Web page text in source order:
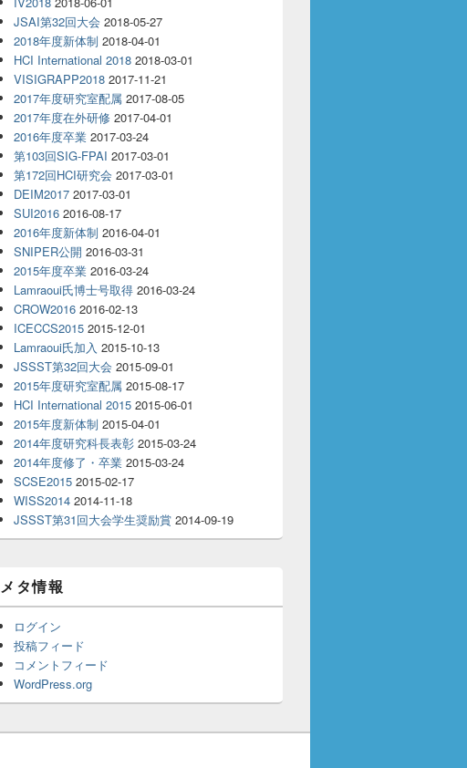
JSAI第32回大会 2018-05-27
2018年度新体制 2018-04-01
HCI International 2018 2018-03-01
VISIGRAPP2018 2017-11-21
2017年度研究室配属 2017-08-05
2017年度在外研修 2017-04-01
2016年度卒業 2017-03-24
第103回SIG-FPAI 2017-03-01
第172回HCI研究会 2017-03-01
DEIM2017 2017-03-01
SUI2016 2016-08-17
2016年度新体制 2016-04-01
SNIPER公開 2016-03-31
2015年度卒業 2016-03-24
Lamraoui氏博士号取得 2016-03-24
CROW2016 2016-02-13
ICECCS2015 2015-12-01
Lamraoui氏加入 2015-10-13
JSSST第32回大会 2015-09-01
2015年度研究室配属 2015-08-17
HCI International 2015 2015-06-01
2015年度新体制 2015-04-01
2014年度研究科長表彰 2015-03-24
2014年度修了・卒業 2015-03-24
SCSE2015 2015-02-17
WISS2014 2014-11-18
JSSST第31回大会学生奨励賞 2014-09-19
メタ情報
ログイン
投稿フィード
コメントフィード
WordPress.org